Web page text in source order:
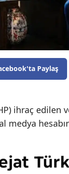
Paylaş
ihraç edilen
medya